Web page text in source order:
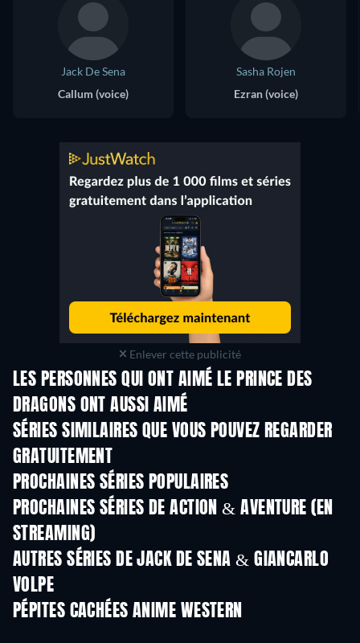
Jack De Sena
Callum (voice)
Sasha Rojen
Ezran (voice)
Enlever cette publicité
LES PERSONNES QUI ONT AIMÉ LE PRINCE DES
DRAGONS ONT AUSSI AIMÉ
Série
SÉRIES SIMILAIRES QUE VOUS POUVEZ REGARDER
GRATUITEMENTSérie
PROCHAINES SÉRIES POPULAIRES
Série Série
PROCHAINES SÉRIES DE ACTION & AVENTURE (EN
STREAMING)Saison 2
AUTRES SÉRIES DE JACK DE SENA & GIANCARLO
VOLPE
PÉPITES CACHÉES ANIME WESTERN
Série